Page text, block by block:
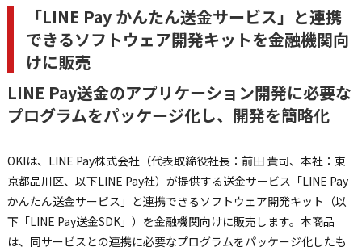
「LINE Pay かんたん送金サービス」と連携
できるソフトウェア開発キットを金融機関向
けに販売
LINE Pay送金のアプリケーション開発に必要な
プログラムをパッケージ化し、開発を簡略化
OKIは、LINE Pay株式会社（代表取締役社長：前田 貴司、本社：東
京都品川区、以下LINE Pay社）が提供する送金サービス「LINE Pay
かんたん送金サービス」と連携できるソフトウェア開発キット（以
下「LINE Pay送金SDK」）を金融機関向けに販売します。本商品
は、同サービスとの連携に必要なプログラムをパッケージ化したも